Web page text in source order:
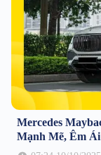
Mercedes
Mạnh Mẽ, Êm